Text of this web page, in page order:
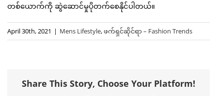
တစ်ယောက်ကို ဆွဲဆောင်မှုပိုတက်စေနိုင်ပါတယ်။
April 30th, 2021 | Mens Lifestyle,ဖက်ရှင်ဆိုင်ရာ – Fashion Trends
Share This Story, Choose Your Platform!